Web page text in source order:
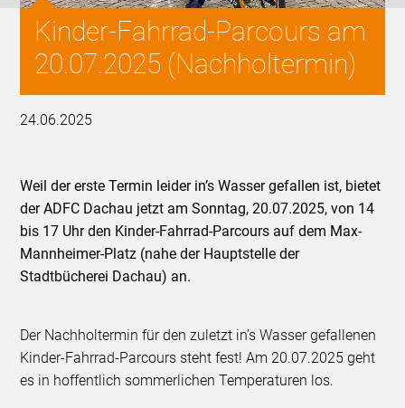
Kinder-Fahrrad-Parcours am
20.07.2025 (Nachholtermin)
24.06.2025
Weil der erste Termin leider in’s Wasser gefallen ist, bietet
der ADFC Dachau jetzt am Sonntag, 20.07.2025, von 14
bis 17 Uhr den Kinder-Fahrrad-Parcours auf dem Max-
Mannheimer-Platz (nahe der Hauptstelle der
Stadtbücherei Dachau) an.
Der Nachholtermin für den zuletzt in’s Wasser gefallenen
Kinder-Fahrrad-Parcours steht fest! Am 20.07.2025 geht
es in hoffentlich sommerlichen Temperaturen los.